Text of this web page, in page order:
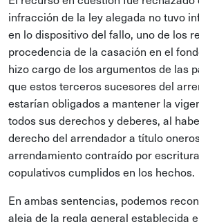
infracción de la ley alegada no tuvo
en lo dispositivo del fallo, uno de los
procedencia de la casación en el
hizo cargo de los argumentos de las
que estos terceros sucesores del
estarían obligados a mantener la
todos sus derechos y deberes, al
derecho del arrendador a título
arrendamiento contraído por
copulativos cumplidos en los hechos.
En ambas sentencias, podemos
aleja de la regla general establecida